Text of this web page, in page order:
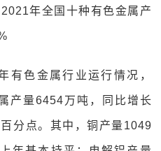
年全国十种有色金属产
有色金属行业运行情况，
产量6454万吨，同比增长
分点。其中，铜产量1049